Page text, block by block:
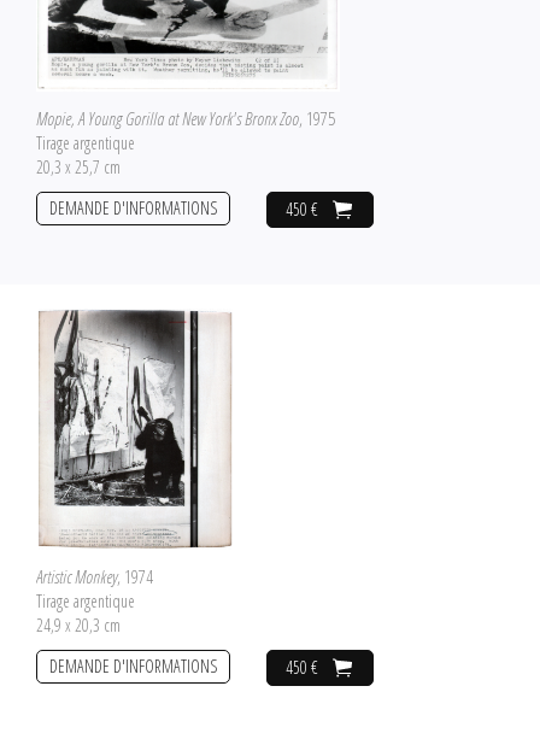
Mopie, A Young Gorilla at New York's Bronx Zoo, 1975
Tirage argentique
20,3 x 25,7 cm
450 €
DEMANDE D'INFORMATIONS
Artistic Monkey, 1974
Tirage argentique
24,9 x 20,3 cm
450 €
DEMANDE D'INFORMATIONS